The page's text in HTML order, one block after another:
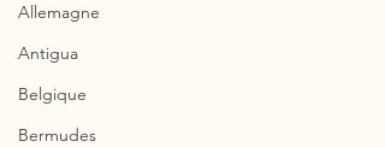
Allemagne
Antigua
Belgique
Bermudes